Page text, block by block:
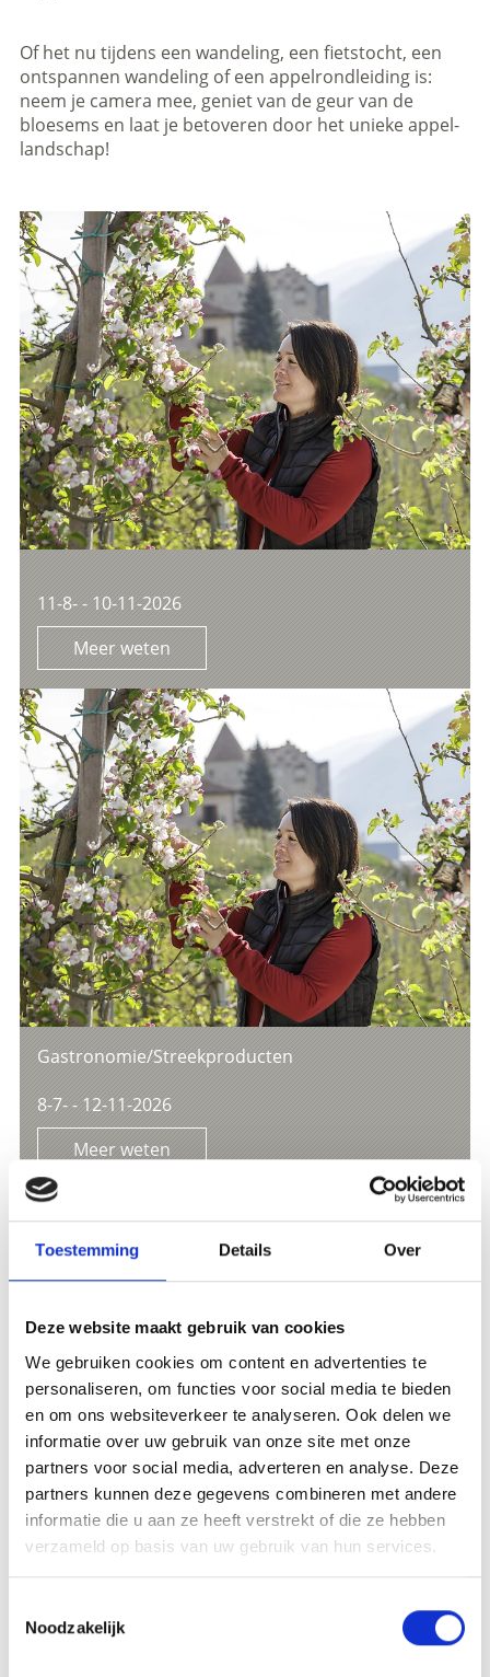
Toestemming Details Over
Deze website maakt gebruik van cookies
We gebruiken cookies om content en advertenties te
personaliseren, om functies voor social media te bieden
en om ons websiteverkeer te analyseren. Ook delen we
informatie over uw gebruik van onze site met onze
partners voor social media, adverteren en analyse. Deze
partners kunnen deze gegevens combineren met andere
informatie die u aan ze heeft verstrekt of die ze hebben
verzameld op basis van uw gebruik van hun services.
Noodzakelijk
Of het nu tijdens een wandeling, een fietstocht, een
ontspannen wandeling of een appelrondleiding is:
neem je camera mee, geniet van de geur van de
bloesems en laat je betoveren door het unieke appel-
landschap!
11-8- - 10-11-2026
Meer weten
Gastronomie/Streekproducten
8-7- - 12-11-2026
Meer weten
Wetenswaardigheden over de
Appelbloesem in de Vinschgau: wanneer begint dit
natuurwonder?
De appelbloesem in de Vinschgau is elk jaar een
spectaculair evenement. Wanneer de eerste
knoppen echter opengaan, hangt af van het weer.
Was de winter koud en droog, dan begint de
bloeiperiode later; bij een milde en vochtige winter
juist eerder. Vooral warme temperaturen in het
midden april in een stralende bloemenzee.